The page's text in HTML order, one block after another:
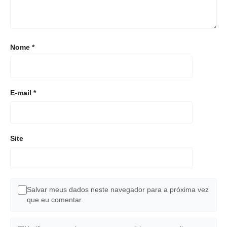
Nome *
E-mail *
Site
Salvar meus dados neste navegador para a próxima vez
que eu comentar.